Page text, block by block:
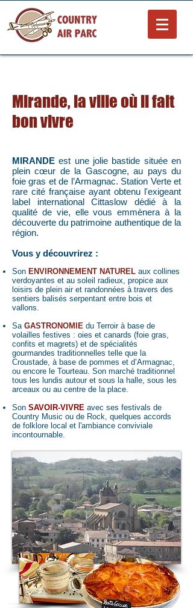
Mirande, la ville où il fait
bon vivre
MIRANDE est une jolie bastide située en
plein cœur de la Gascogne, au pays du
foie gras et de l’Armagnac. Station Verte et
rare cité française ayant obtenu l'exigeant
label international Cittaslow dédié à la
qualité de vie, elle vous emmènera à la
découverte du patrimoine authentique de la
région.
Vous y découvrirez :
Son ENVIRONNEMENT NATUREL aux collines
verdoyantes et au soleil radieux, propice aux
loisirs de plein air et randonnées à travers des
sentiers balisés serpentant entre bois et
vallons.
Sa GASTRONOMIE du Terroir à base de
volailles festives : oies et canards (foie gras,
confits et magrets) et de spécialités
gourmandes traditionnelles telle que la
Croustade, à base de pommes et d’Armagnac,
ou encore le Tourteau. Son marché traditionnel
tous les lundis autour et sous la halle, sous les
arceaux ou au centre de la place.
Son SAVOIR-VIVRE avec ses festivals de
Country Music ou de Rock, quelques accords
de folklore local et l'ambiance conviviale
incontournable.​